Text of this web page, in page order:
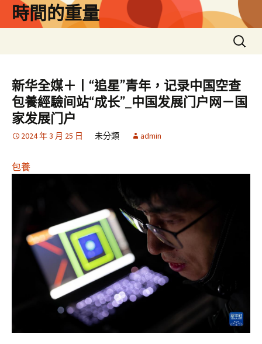
時間的重量
搜
尋
鍵
字:
新华全媒＋丨“追星”青年，记录中国空查
包養經驗间站“成长”_中国发展门户网－国
家发展门户
2024 年 3 月 25 日 未分類 admin
包養